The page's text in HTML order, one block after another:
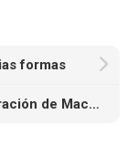
formas
Cómo utilizar el modo de recuperación de Mac de forma eficaz [2025]